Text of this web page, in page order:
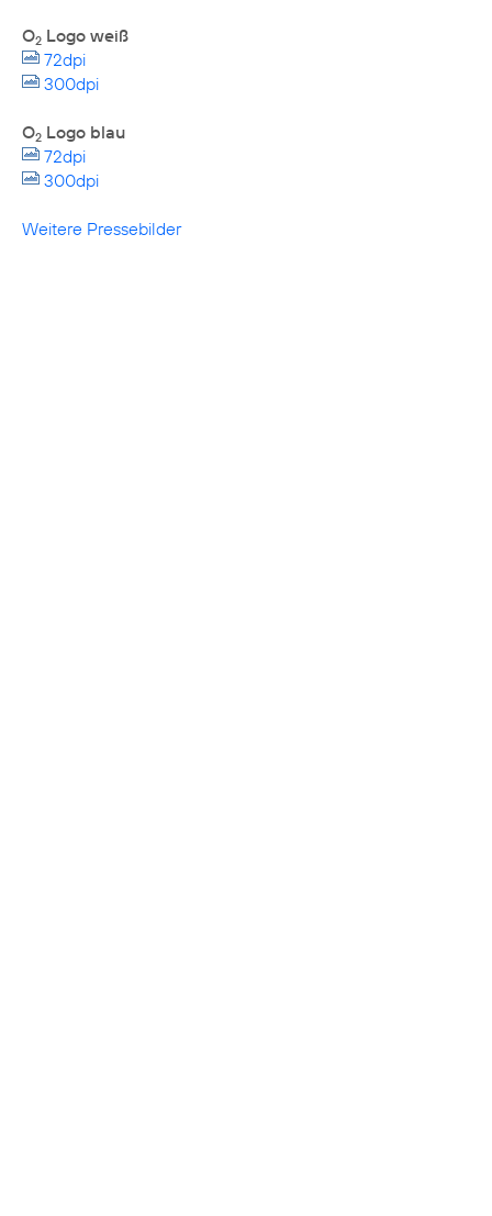
O2 Logo weiß
72dpi
300dpi
O2 Logo blau
72dpi
300dpi
Weitere Pressebilder